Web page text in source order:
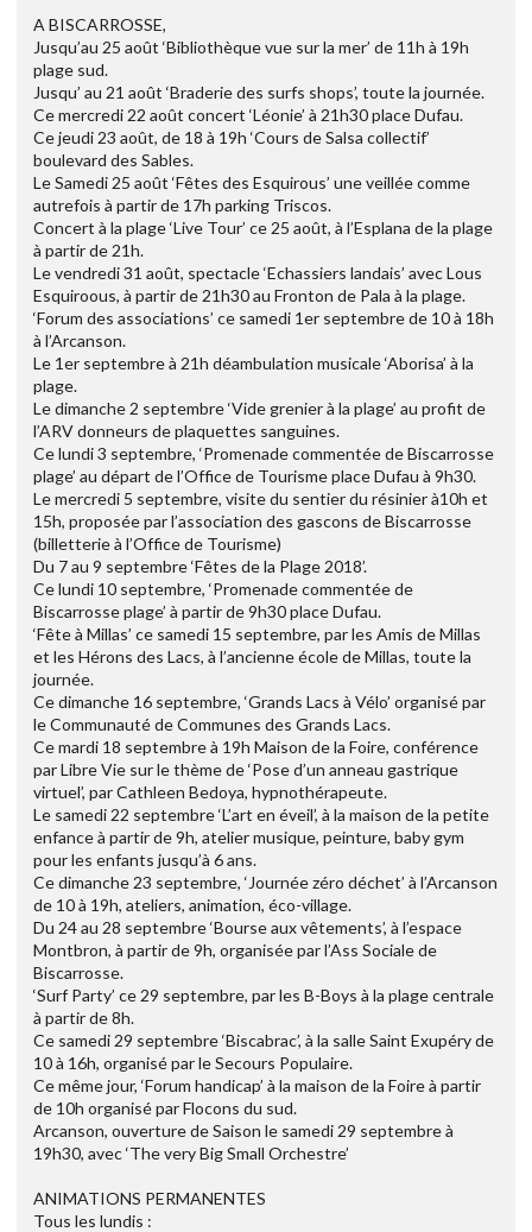
A BISCARROSSE,
Jusqu’au 25 août ‘Bibliothèque vue sur la mer’ de 11h à 19h
plage sud.
Jusqu’ au 21 août ‘Braderie des surfs shops’, toute la journée.
Ce mercredi 22 août concert ‘Léonie’ à 21h30 place Dufau.
Ce jeudi 23 août, de 18 à 19h ‘Cours de Salsa collectif’
boulevard des Sables.
Le Samedi 25 août ‘Fêtes des Esquirous’ une veillée comme
autrefois à partir de 17h parking Triscos.
Concert à la plage ‘Live Tour’ ce 25 août, à l’Esplana de la plage
à partir de 21h.
Le vendredi 31 août, spectacle ‘Echassiers landais’ avec Lous
Esquiroous, à partir de 21h30 au Fronton de Pala à la plage.
‘Forum des associations’ ce samedi 1er septembre de 10 à 18h
à l’Arcanson.
Le 1er septembre à 21h déambulation musicale ‘Aborisa’ à la
plage.
Le dimanche 2 septembre ‘Vide grenier à la plage’ au profit de
l’ARV donneurs de plaquettes sanguines.
Ce lundi 3 septembre, ‘Promenade commentée de Biscarrosse
plage’ au départ de l’Office de Tourisme place Dufau à 9h30.
Le mercredi 5 septembre, visite du sentier du résinier à10h et
15h, proposée par l’association des gascons de Biscarrosse
(billetterie à l’Office de Tourisme)
Du 7 au 9 septembre ‘Fêtes de la Plage 2018’.
Ce lundi 10 septembre, ‘Promenade commentée de
Biscarrosse plage’ à partir de 9h30 place Dufau.
‘Fête à Millas’ ce samedi 15 septembre, par les Amis de Millas
et les Hérons des Lacs, à l’ancienne école de Millas, toute la
journée.
Ce dimanche 16 septembre, ‘Grands Lacs à Vélo’ organisé par
le Communauté de Communes des Grands Lacs.
Ce mardi 18 septembre à 19h Maison de la Foire, conférence
par Libre Vie sur le thème de ‘Pose d’un anneau gastrique
virtuel’, par Cathleen Bedoya, hypnothérapeute.
Le samedi 22 septembre ‘L’art en éveil’, à la maison de la petite
enfance à partir de 9h, atelier musique, peinture, baby gym
pour les enfants jusqu’à 6 ans.
Ce dimanche 23 septembre, ‘Journée zéro déchet’ à l’Arcanson
de 10 à 19h, ateliers, animation, éco-village.
Du 24 au 28 septembre ‘Bourse aux vêtements’, à l’espace
Montbron, à partir de 9h, organisée par l’Ass Sociale de
Biscarrosse.
‘Surf Party’ ce 29 septembre, par les B-Boys à la plage centrale
à partir de 8h.
Ce samedi 29 septembre ‘Biscabrac’, à la salle Saint Exupéry de
10 à 16h, organisé par le Secours Populaire.
Ce même jour, ‘Forum handicap’ à la maison de la Foire à partir
de 10h organisé par Flocons du sud.
Arcanson, ouverture de Saison le samedi 29 septembre à
19h30, avec ‘The very Big Small Orchestre’
ANIMATIONS PERMANENTES
Tous les lundis :